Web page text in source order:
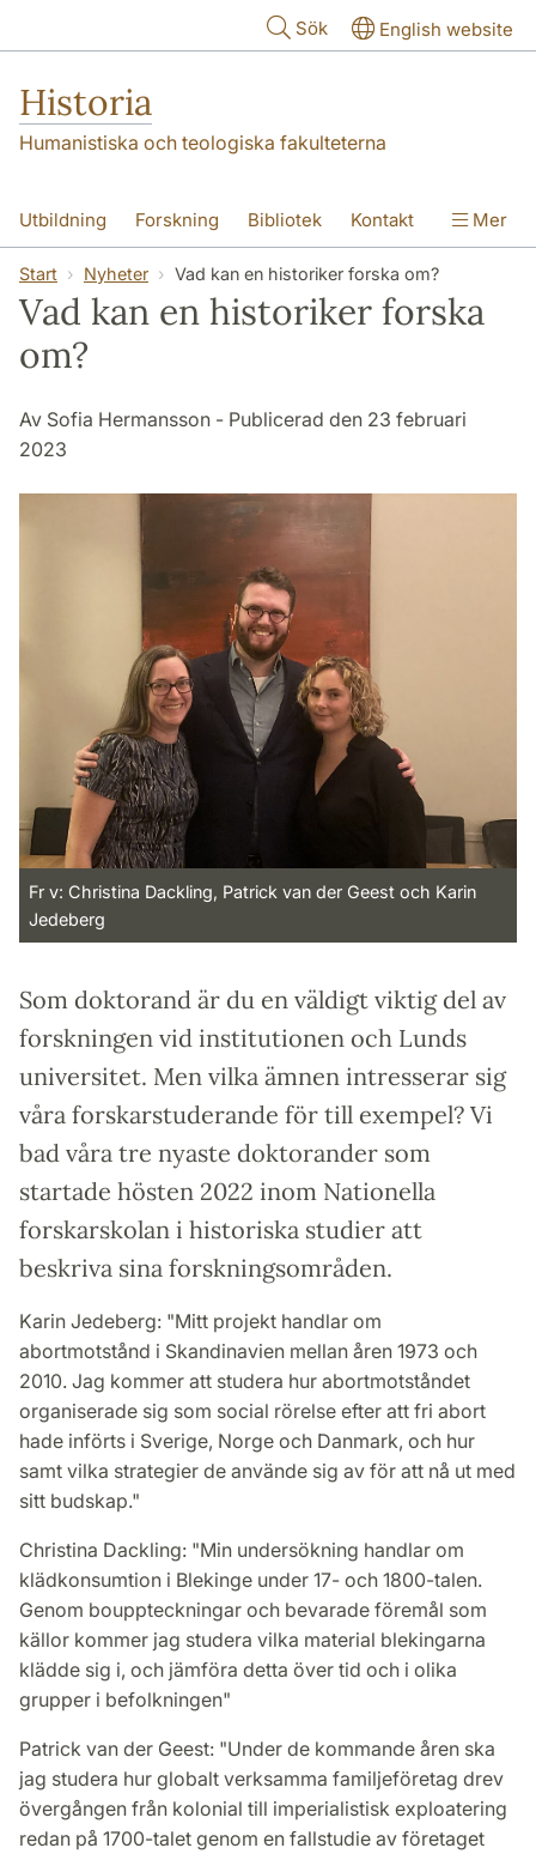
Sök English website
Historia
Humanistiska och teologiska fakulteterna
Utbildning Forskning Bibliotek Kontakt
Om oss
Mer
Start Nyheter Vad kan en historiker forska om?
Vad kan en historiker forska
om?
Av Sofia Hermansson - Publicerad den 23 februari
2023
Fr v: Christina Dackling, Patrick van der Geest och Karin
Jedeberg
Som doktorand är du en väldigt viktig del av
forskningen vid institutionen och Lunds
universitet. Men vilka ämnen intresserar sig
våra forskarstuderande för till exempel? Vi
bad våra tre nyaste doktorander som
startade hösten 2022 inom Nationella
forskarskolan i historiska studier att
beskriva sina forskningsområden.
Karin Jedeberg: "Mitt projekt handlar om
abortmotstånd i Skandinavien mellan åren 1973 och
2010. Jag kommer att studera hur abortmotståndet
organiserade sig som social rörelse efter att fri abort
hade införts i Sverige, Norge och Danmark, och hur
samt vilka strategier de använde sig av för att nå ut med
sitt budskap."
Christina Dackling: "Min undersökning handlar om
klädkonsumtion i Blekinge under 17- och 1800-talen.
Genom bouppteckningar och bevarade föremål som
källor kommer jag studera vilka material blekingarna
klädde sig i, och jämföra detta över tid och i olika
grupper i befolkningen"
Patrick van der Geest: "Under de kommande åren ska
jag studera hur globalt verksamma familjeföretag drev
övergången från kolonial till imperialistisk exploatering
redan på 1700-talet genom en fallstudie av företaget